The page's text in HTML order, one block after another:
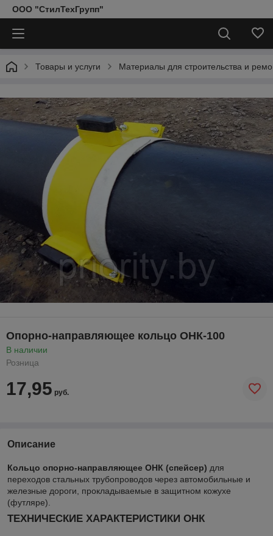
ООО "СтилТехГрупп"
Товары и услуги Материалы для строительства и
Опорно-направляющее кольцо ОНК-100
В наличии
Розница
17,95 руб.
Описание
Кольцо опорно-направляющее ОНК (спейсер) для
переходов стальных трубопроводов через автомобильные и
железные дороги, прокладываемые в защитном кожухе
(футляре).
ТЕХНИЧЕСКИЕ ХАРАКТЕРИСТИКИ ОНК